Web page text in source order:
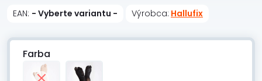
EAN: - Vyberte variantu - Výrobca: Hallufix
Farba